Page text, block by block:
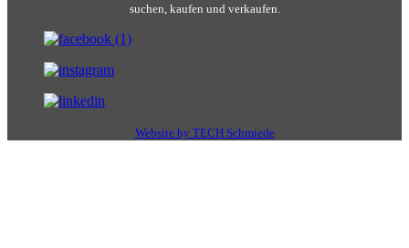
suchen, kaufen und verkaufen.
Website by TECH Schmiede